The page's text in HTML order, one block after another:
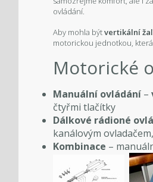
ovládání.
Aby mohla býtvertikální
motorickou jednotkou,
Motorické
Manuální ovládání –
čtyřmi tlačítky
Dálkové rádioné
kanálovým
Kombinace –